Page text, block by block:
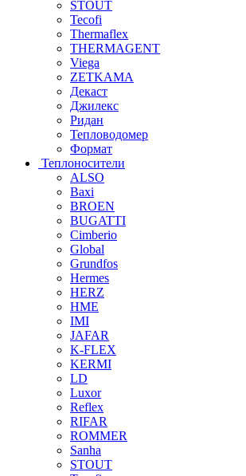
STOUT
Tecofi
Thermaflex
THERMAGENT
Viega
ZETKAMA
Декаст
Джилекс
Ридан
Тепловодомер
Формат
Теплоносители
ALSO
Baxi
BROEN
BUGATTI
Cimberio
Global
Grundfos
Hermes
HERZ
HME
IMI
JAFAR
K-FLEX
KERMI
LD
Luxor
Reflex
RIFAR
ROMMER
Sanha
STOUT